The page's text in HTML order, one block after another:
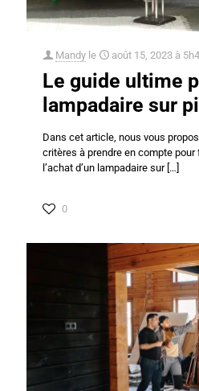
Mandy le août 15, 2023 à
Le guide ultime
lampadaire sur
Dans cet article, nous vous
critères à prendre en compte
l’achat d’un lampadaire sur[…]
0